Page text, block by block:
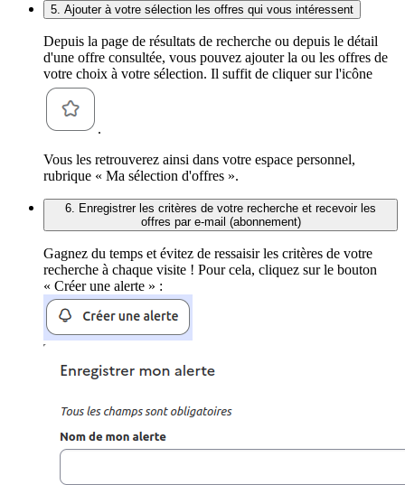
5. Ajouter à votre sélection les offres qui vous intéressent
Depuis la page de résultats de recherche ou depuis le détail
d'une offre consultée, vous pouvez ajouter la ou les offres de
votre choix à votre sélection. Il suffit de cliquer sur l'icône
.
Vous les retrouverez ainsi dans votre espace personnel,
rubrique « Ma sélection d'offres ».
6. Enregistrer les critères de votre recherche et recevoir les
offres par e-mail (abonnement)
Gagnez du temps et évitez de ressaisir les critères de votre
recherche à chaque visite ! Pour cela, cliquez sur le bouton
« Créer une alerte » :